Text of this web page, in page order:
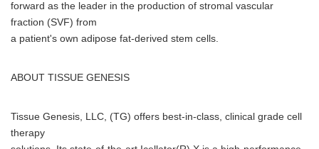
forward as the leader in the production of stromal vascular
fraction (SVF) from
a patient's own adipose fat-derived stem cells.
ABOUT TISSUE GENESIS
Tissue Genesis, LLC, (TG) offers best-in-class, clinical grade cell
therapy